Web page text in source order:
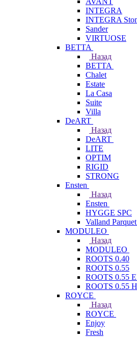
INTEGRA
INTEGRA
Sander
VIRTUOSE
BETTA
Назад
BETTA
Chalet
Estate
La Casa
Suite
Villa
DeART
Назад
DeART
LITE
OPTIM
RIGID
STRONG
Ensten
Назад
Ensten
HYGGE SPC
Valland
MODULEO
Назад
MODULEO
ROOTS 0.40
ROOTS 0.55
ROOTS 0.55
ROOTS 0.55
ROYCE
Назад
ROYCE
Enjoy
Fresh